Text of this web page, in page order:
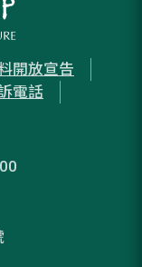
開放宣告
電話